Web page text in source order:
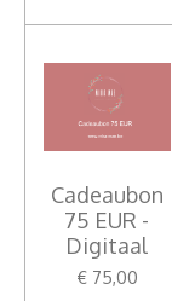
Cadeaubon
75 EUR -
Digitaal
€ 75,00